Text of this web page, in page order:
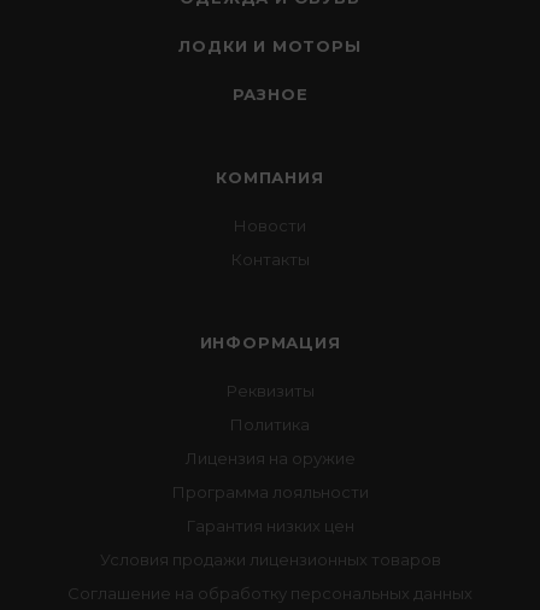
ЛОДКИ И МОТОРЫ
РАЗНОЕ
КОМПАНИЯ
Новости
Контакты
ИНФОРМАЦИЯ
Реквизиты
Политика
Лицензия на оружие
Программа лояльности
Гарантия низких цен
Условия продажи лицензионных товаров
Соглашение на обработку персональных данных